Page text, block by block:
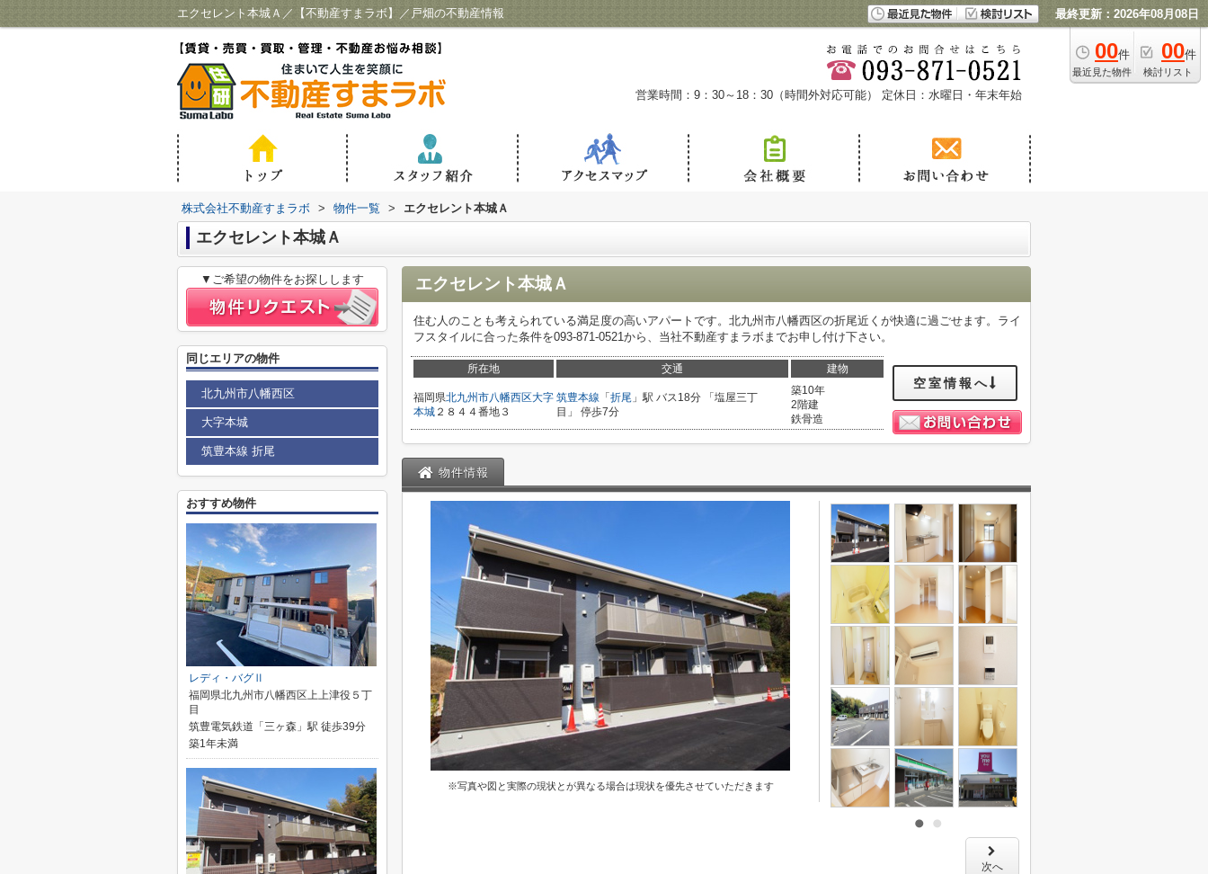
エクセレント本城Ａ／【不動産すまラボ】／戸畑の不動産情報 最終更新：2026年08月08日
00件
最近見た物件
00件
検討リスト
営業時間：9：30～18：30（時間外対応可能） 定休日：水曜日・年末年始
株式会社不動産すまラボ > 物件一覧 > エクセレント本城Ａ
エクセレント本城Ａ
エクセレント本城Ａ
住む人のことも考えられている満足度の高いアパートです。北九州市八幡西区の折尾近くが快適に過ごせます。ライ
フスタイルに合った条件を093-871-0521から、当社不動産すまラボまでお申し付け下さい。
所在地 交通 建物
福岡県北九州市八幡西区大字
本城 ２８４４番地３
筑豊本線 「 折尾 」駅 バス18分 「塩屋三丁
目」 停歩7分
築10年
2階建
鉄骨造
空室情報へ
物件情報
※写真や図と実際の現状とが異なる場合は現状を優先させていただきます
次へ
▼ご希望の物件をお探しします
同じエリアの物件
北九州市八幡西区
大字本城
筑豊本線 折尾
おすすめ物件
レディ・バグⅡ
福岡県北九州市八幡西区上上津役５丁
目
筑豊電気鉄道「三ヶ森」駅 徒歩39分
築1年未満